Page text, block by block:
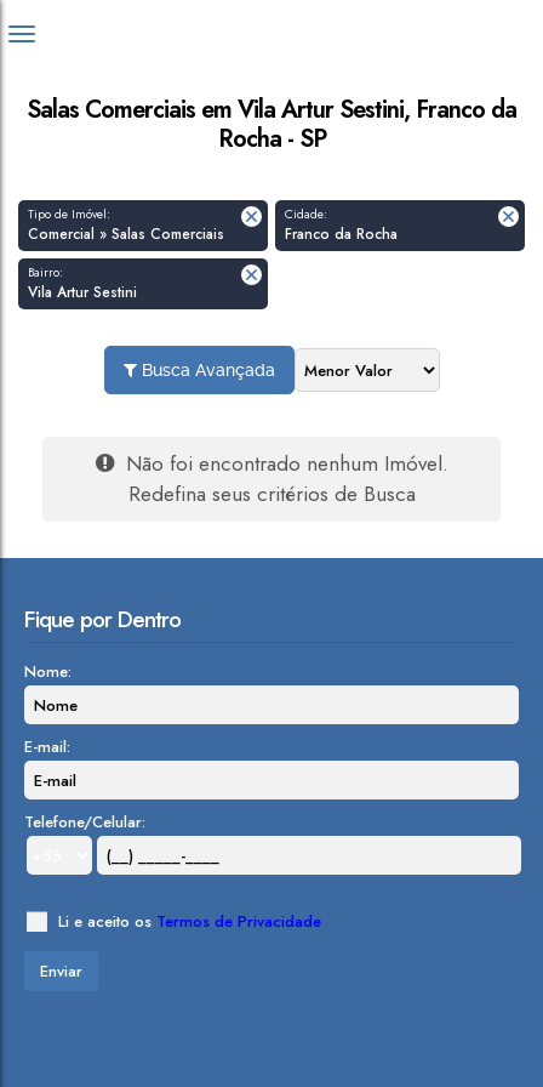
Salas Comerciais em Vila Artur Sestini, Franco da
Rocha - SP
Tipo de Imóvel:
Comercial » Salas Comerciais
Cidade:
Franco da Rocha
Bairro:
Vila Artur Sestini
Busca Avançada
Não foi encontrado nenhum Imóvel.
Redefina seus critérios de Busca
Fique por Dentro
Nome:
E-mail:
Telefone/Celular:
Li e aceito os Termos de Privacidade